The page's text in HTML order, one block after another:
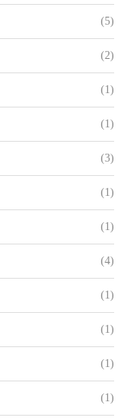
(5)
(2)
(1)
(1)
(3)
(1)
(1)
(4)
(1)
(1)
(1)
(1)